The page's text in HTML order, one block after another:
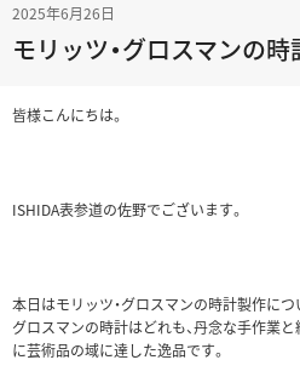
2025年6月26日
モリッツ・グロスマンの
皆様こんにちは。
ISHIDA表参道の佐野でございます。
本日はモリッツ・グロスマンの時計製作につ
グロスマンの時計はどれも、丹念な手作業
に芸術品の域に達した逸品です。